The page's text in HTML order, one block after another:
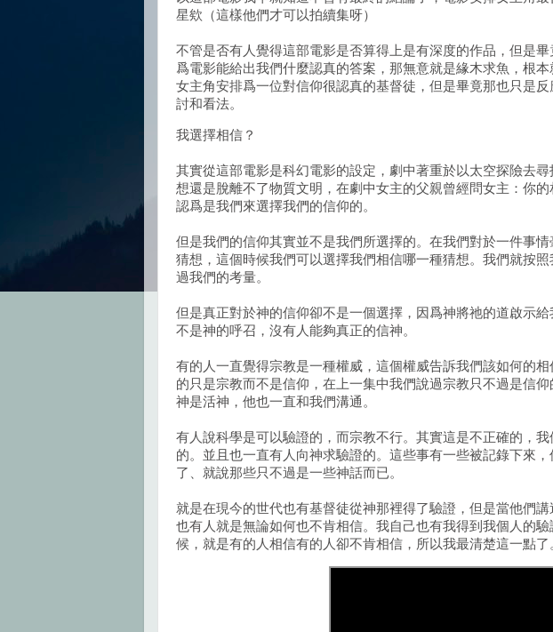
星欸（這樣他們才可以拍續集呀）
不管是否有人覺得這部電影是否算得上是有深度的作品，但是
爲電影能給出我們什麼認真的答案，那無意就是緣木求魚，根
女主角安排爲一位對信仰很認真的基督徒，但是畢竟那也只是
討和看法。
我選擇相信？
其實從這部電影是科幻電影的設定，劇中著重於以太空探險去
想還是脫離不了物質文明，在劇中女主的父親曾經問女主：你
認爲是我們來選擇我們的信仰的。
但是我們的信仰其實並不是我們所選擇的。在我們對於一件事
猜想，這個時候我們可以選擇我們相信哪一種猜想。我們就按
過我們的考量。
但是真正對於神的信仰卻不是一個選擇，因爲神將祂的道啟示
不是神的呼召，沒有人能夠真正的信神。
有的人一直覺得宗教是一種權威，這個權威告訴我們該如何的
的只是宗教而不是信仰，在上一集中我們說過宗教只不過是信
神是活神，他也一直和我們溝通。
有人說科學是可以驗證的，而宗教不行。其實這是不正確的，
的。並且也一直有人向神求驗證的。這些事有一些被記錄下來
了、就說那些只不過是一些神話而已。
就是在現今的世代也有基督徒從神那裡得了驗證，但是當他們講
也有人就是無論如何也不肯相信。我自己也有我得到我個人的
候，就是有的人相信有的人卻不肯相信，所以我最清楚這一點了